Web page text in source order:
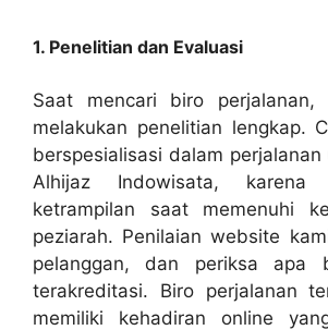
1. Penelitian dan Evaluasi
Saat mencari biro perjalanan,
melakukan penelitian lengkap.
berspesialisasi dalam
Alhijaz Indowisata, karena
ketrampilan saat memenuhi
peziarah. Penilaian website
pelanggan, dan periksa apa
terakreditasi. Biro perjalanan
memiliki kehadiran online